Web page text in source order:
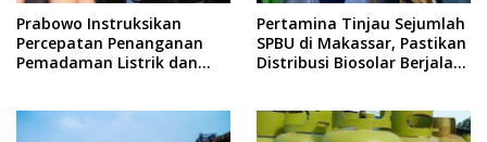
Prabowo Instruksikan
Percepatan Penanganan
Pemadaman Listrik dan
Pertamina Tinjau Sejumlah
SPBU di Makassar, Pastikan
Distribusi Biosolar Berjalan